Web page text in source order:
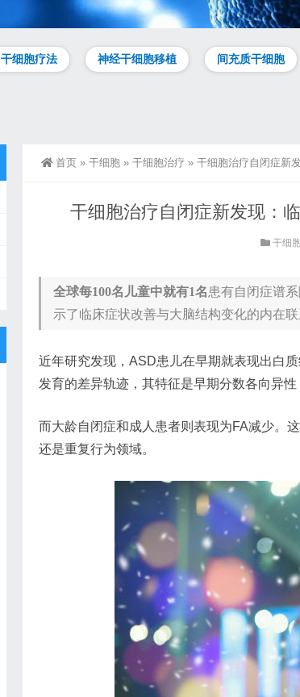
干细胞疗法 神经干细胞移植 间充质干细胞
首页 » 干细胞 » 干细胞治疗 » 干细胞治疗自闭症新
干细胞治疗自闭症新发现：
干细
全球每100名儿童中就有1名患有自闭症谱
示了临床症状改善与大脑结构变化的内在联
近年研究发现，ASD患儿在早期就表现出白
发育的差异轨迹，其特征是早期分数各向异性
而大龄自闭症和成人患者则表现为FA减少。
还是重复行为领域。